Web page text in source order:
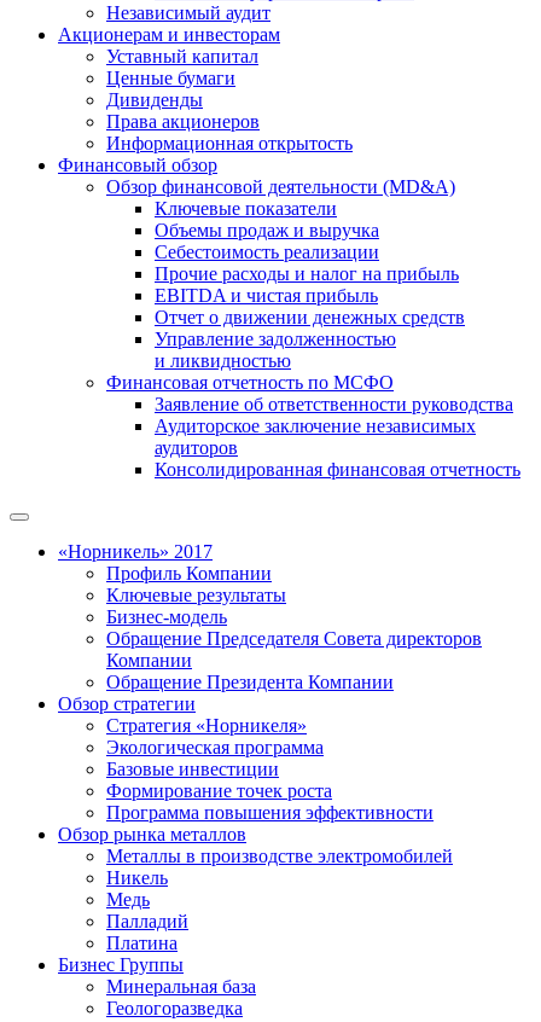
Независимый аудит
Акционерам и инвесторам
Уставный капитал
Ценные бумаги
Дивиденды
Права акционеров
Информационная открытость
Финансовый обзор
Обзор финансовой деятельности (MD&A)
Ключевые показатели
Объемы продаж и выручка
Себестоимость реализации
Прочие расходы и налог на прибыль
EBITDA и чистая прибыль
Отчет о движении денежных средств
Управление задолженностью
и ликвидностью
Финансовая отчетность по МСФО
Заявление об ответственности руководства
Аудиторское заключение независимых
аудиторов
Консолидированная финансовая отчетность
«Норникель» 2017
Профиль Компании
Ключевые результаты
Бизнес-модель
Обращение Председателя Совета директоров
Компании
Обращение Президента Компании
Обзор стратегии
Стратегия «Норникеля»
Экологическая программа
Базовые инвестиции
Формирование точек роста
Программа повышения эффективности
Обзор рынка металлов
Металлы в производстве электромобилей
Никель
Медь
Палладий
Платина
Бизнес Группы
Минеральная база
Геологоразведка